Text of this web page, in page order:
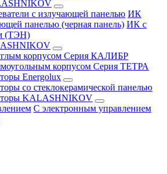
с излучающей панелью ИК
панелью (черная панель) ИК с
(ТЭН)
корпусом Серия КАЛИБР
корпусом Серия ТЕТРА
Energolux
со стеклокерамической панелью
KALASHNIKOV
С электронным управлением